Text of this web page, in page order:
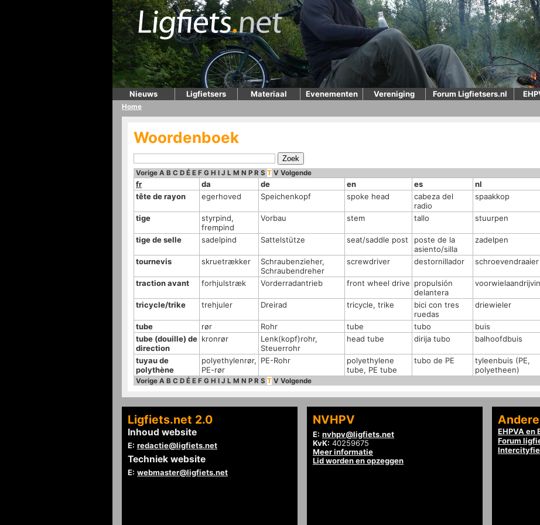
Nieuws Ligfietsers Materiaal Evenementen Vereniging Forum Ligfietsers.nl
Home
Woordenboek
Vorige A B C D É E F G H I J L M N P R S T V Volgende
fr da de en es nl
tête de rayon
egerhoved Speichenkopf spoke head
cabeza del
radio
spaakkop
tige
styrpind,
frempind
Vorbau stem tallo stuurpen
tige de selle sadelpind Sattelstütze seat/saddle post
poste de la
asiento/silla
zadelpen
tournevis skruetrækker
Schraubenzieher,
Schraubendreher
screwdriver destornillador schroevendraaier
traction avant forhjulstræk Vorderradantrieb front wheel drive propulsión
delantera
tricycle/trike trehjuler Dreirad tricycle, trike
bici con tres
ruedas
driewieler
tube rør Rohr tube tubo buis
tube (douille) de
direction
kronrør
Lenk(kopf)rohr,
Steuerrohr
head tube dirija tubo balhoofdbuis
tuyau de
polythène
polyethylenrør,
PE-rør
PE-Rohr
polyethylene
tube, PE tube
tubo de PE
tyleenbuis (PE,
polyetheen)
Vorige A B C D É E F G H I J L M N P R S T V Volgende
Ligfiets.net 2.0
Inhoud website
E: redactie@ligfiets.net
Techniek website
E: webmaster@ligfiets.net
NVHPV
E: nvhpv@ligfiets.net
KvK: 40259675
Meer informatie
Lid worden en opzeggen
EHPVA en
Forum